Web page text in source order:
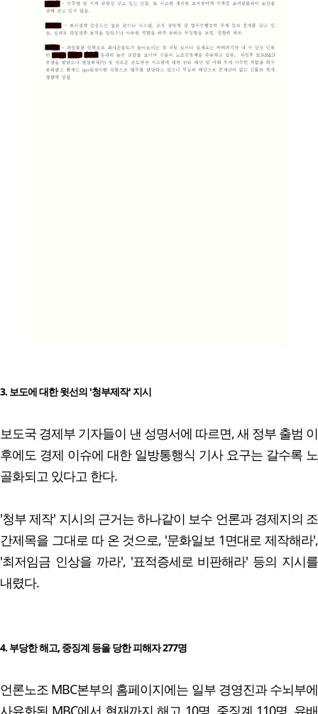
3. 보도에 대한 윗선의 '청부제작' 지시
보도국 경제부 기자들이 낸 성명서에 따르면, 새 정부 출범 이
후에도 경제 이슈에 대한 일방통행식 기사 요구는 갈수록 노
골화되고 있다고 한다.
'청부 제작' 지시의 근거는 하나같이 보수 언론과 경제지의 조
간제목을 그대로 따 온 것으로, '문화일보 1면대로 제작해라',
'최저임금 인상을 까라', '표적증세로 비판해라' 등의 지시를
내렸다.
4. 부당한 해고, 중징계 등을 당한 피해자 277명
언론노조 MBC본부의 홈페이지에는 일부 경영진과 수뇌부에